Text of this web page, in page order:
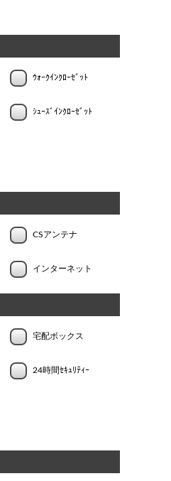
ｳｫｰｸｲﾝｸﾛｰｾﾞｯﾄ
ｼｭｰｽﾞｲﾝｸﾛｰｾﾞｯﾄ
CSアンテナ
インターネット
宅配ボックス
24時間ｾｷｭﾘﾃｨｰ